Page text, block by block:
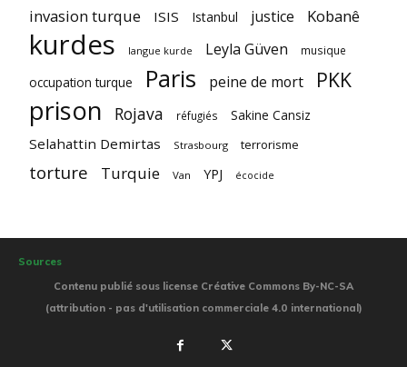
invasion turque ISIS Istanbul justice Kobanê
kurdes langue kurde Leyla Güven musique
occupation turque Paris peine de mort PKK
prison Rojava réfugiés Sakine Cansiz
Selahattin Demirtas Strasbourg terrorisme
torture Turquie Van YPJ écocide
Sources
Contenu publié sous license Créative Commons By-NC-SA
(attribution - pas d'utilisation commerciale 4.0 international)